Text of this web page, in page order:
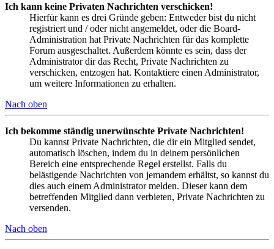
Ich kann keine Privaten Nachrichten verschicken!
Hierfür kann es drei Gründe geben: Entweder bist du nicht
registriert und / oder nicht angemeldet, oder die Board-
Administration hat Private Nachrichten für das komplette
Forum ausgeschaltet. Außerdem könnte es sein, dass der
Administrator dir das Recht, Private Nachrichten zu
verschicken, entzogen hat. Kontaktiere einen Administrator,
um weitere Informationen zu erhalten.
Nach oben
Ich bekomme ständig unerwünschte Private Nachrichten!
Du kannst Private Nachrichten, die dir ein Mitglied sendet,
automatisch löschen, indem du in deinem persönlichen
Bereich eine entsprechende Regel erstellst. Falls du
belästigende Nachrichten von jemandem erhältst, so kannst du
dies auch einem Administrator melden. Dieser kann dem
betreffenden Mitglied dann verbieten, Private Nachrichten zu
versenden.
Nach oben